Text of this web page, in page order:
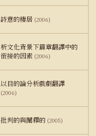
詩意的棲居 (2006)
析文化背景下篇章翻譯中的
銜接的因素 (2006)
以目的論分析戲劇翻譯
(2006)
批判的與闡釋的 (2005)